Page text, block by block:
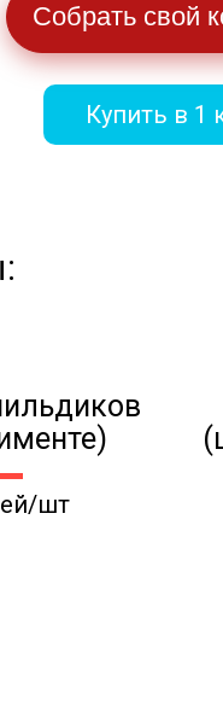
Собрать свой
Купить в 1
шт